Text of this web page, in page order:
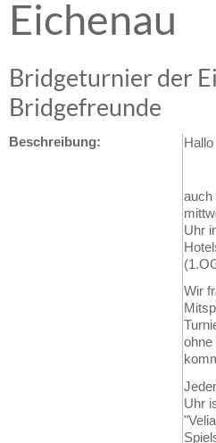
Eichenau
Bridgeturnier der
Bridgefreunde
Beschreibung:
auch
Uhr
Wir
ohne
Uhr